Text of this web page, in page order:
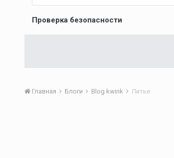
Проверка безопасности
Главная Блоги Blog kwink Литье